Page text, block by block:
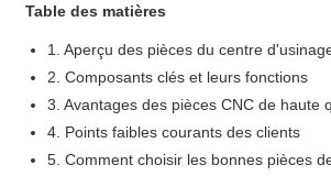
Table des matières
1. Aperçu des pièces du centre
2. Composants clés et leurs fonctions
3. Avantages des pièces CNC de haute
4. Points faibles courants des clients
5. Comment choisir les bonnes pièces